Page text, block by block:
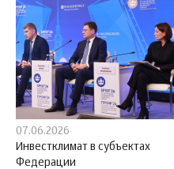
07.06.2026
Инвестклимат в субъектах
Федерации